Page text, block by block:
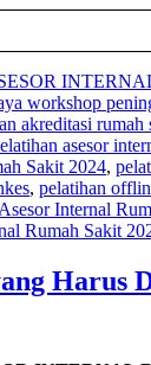
workshop
akreditasi rumah
asesor
Sakit 2024,
, pelatihan
Internal
Rumah Sakit
Harus